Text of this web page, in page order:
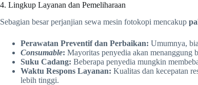
4. Lingkup Layanan dan Pemeliharaan
Sebagian besar perjanjian sewa mesin fotokopi mencakup
Perawatan Preventif dan Perbaikan: Umumnya,
Consumable: Mayoritas penyedia akan menanggung
Suku Cadang: Beberapa penyedia mungkin
Waktu Respons Layanan: Kualitas dan kecepatan
lebih tinggi.